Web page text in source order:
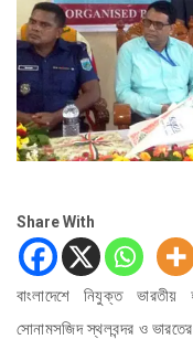
Share With
বাংলাদেশে নিযুক্ত ভারতীয়
সোনামসজিদ স্থলবন্দর ও